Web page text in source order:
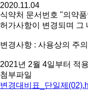
2020.11.04
식약처 문서번호 "의약
허가사항이 변경되며 그
변경사항 : 사용상의 주
2021년 2월 4일부터 적
첨부파일
변경대비표_단일제